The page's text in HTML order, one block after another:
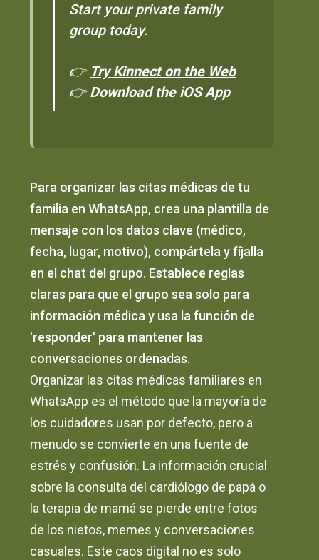
Start your private family
group today.
👉 Try Kinnect on the Web
👉Download the iOS App
Para organizar las citas médicas de tu
familia en WhatsApp, crea una plantilla de
mensaje con los datos clave (médico,
fecha, lugar, motivo), compártela y fíjalla
en el chat del grupo. Establece reglas
claras para que el grupo sea solo para
información médica y usa la función de
'responder' para mantener las
conversaciones ordenadas.
Organizar las citas médicas familiares en
WhatsApp es el método que la mayoría de
los cuidadores usan por defecto, pero a
menudo se convierte en una fuente de
estrés y confusión. La información crucial
sobre la consulta del cardiólogo de papá o
la terapia de mamá se pierde entre fotos
de los nietos, memes y conversaciones
casuales. Este caos digital no es solo